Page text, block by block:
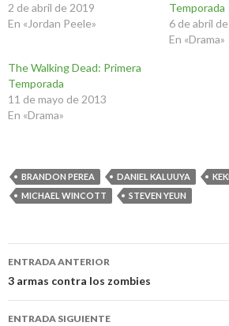
2 de abril de 2019
En «Jordan Peele»
Temporada
6 de abril
En «Drama»
The Walking Dead: Primera
Temporada
11 de mayo de 2013
En «Drama»
BRANDON PEREA DANIEL KALUUYA
MICHAEL WINCOTT
STEVEN YEUN
Navegación
de
entradas
ENTRADA ANTERIOR
3 armas contra los zombies
ENTRADA SIGUIENTE